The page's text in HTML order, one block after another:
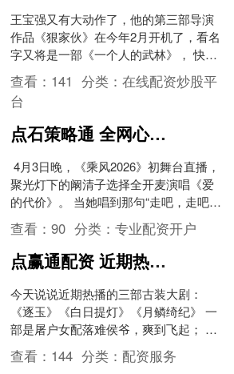
王宝强又有大动作了，他的第三部导演
作品《狠家伙》在今年2月开机了，看名
字又将是一部《一个人的武林》， 快一
点国庆就能看的到，慢一点也就元旦或
者春节。 至于这部电....
查看： 141 分类：在线配资炒股平
台
点石策略通 全网心疼!阚清子在《浪姐》舞台上哽咽，章小蕙暖心安慰：她的痛，我懂
4月3日晚，《乘风2026》初舞台直播，
聚光灯下的阚清子选择全开麦演唱《爱
的代价》。 当她唱到那句“走吧，走吧，
人总要学着自己长大”时，声音突然发
颤，眼泪夺眶....
查看：90 分类：专业配资开户
点赢通配资 近期热播古装剧! 一部爽剧杀疯, 一部虐恋上头, 一部靠演技封神!
今天说说近期热播的三部古装大剧：
《逐玉》《白日提灯》《月鳞绮纪》 一
部是屠户女配落难侯爷，爽到飞起； 一
部是鬼王恋上少年将军，虐得肝颤； 还
有一部是原创奇幻悬疑....
查看： 144 分类：配资服务